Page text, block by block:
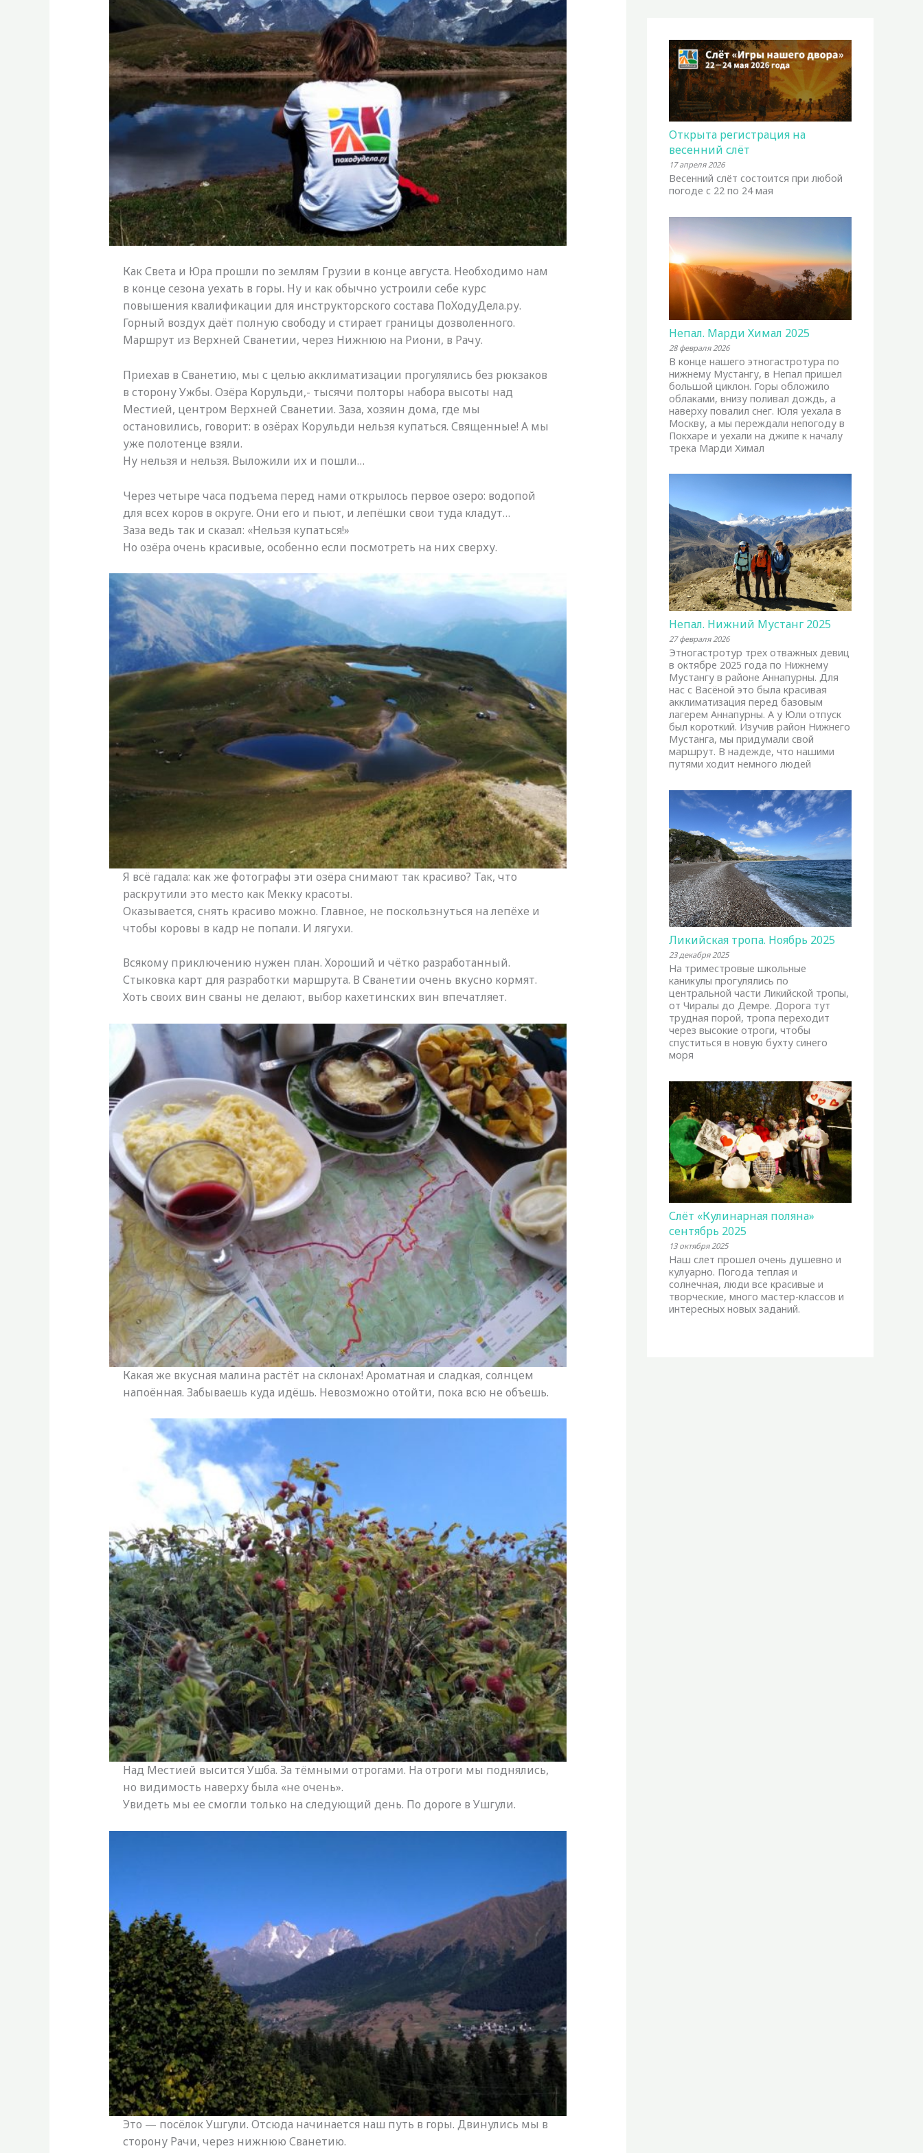
Как Света и Юра прошли по землям Грузии в конце августа. Необходимо нам
в конце сезона уехать в горы. Ну и как обычно устроили себе курс
повышения квалификации для инструкторского состава ПоХодуДела.ру.
Горный воздух даёт полную свободу и стирает границы дозволенного.
Маршрут из Верхней Сванетии, через Нижнюю на Риони, в Рачу.
Приехав в Сванетию, мы с целью акклиматизации прогулялись без рюкзаков
в сторону Ужбы. Озёра Корульди,- тысячи полторы набора высоты над
Местией, центром Верхней Сванетии. Заза, хозяин дома, где мы
остановились, говорит: в озёрах Корульди нельзя купаться. Священные! А мы
уже полотенце взяли.
Ну нельзя и нельзя. Выложили их и пошли…
Через четыре часа подъема перед нами открылось первое озеро: водопой
для всех коров в округе. Они его и пьют, и лепёшки свои туда кладут…
Заза ведь так и сказал: «Нельзя купаться!»
Но озёра очень красивые, особенно если посмотреть на них сверху.
Я всё гадала: как же фотографы эти озёра снимают так красиво? Так, что
раскрутили это место как Мекку красоты.
Оказывается, снять красиво можно. Главное, не поскользнуться на лепёхе и
чтобы коровы в кадр не попали. И лягухи.
Всякому приключению нужен план. Хороший и чётко разработанный.
Стыковка карт для разработки маршрута. В Сванетии очень вкусно кормят.
Хоть своих вин сваны не делают, выбор кахетинских вин впечатляет.
Какая же вкусная малина растёт на склонах! Ароматная и сладкая, солнцем
напоённая. Забываешь куда идёшь. Невозможно отойти, пока всю не объешь.
Над Местией высится Ушба. За тёмными отрогами. На отроги мы поднялись,
но видимость наверху была «не очень».
Увидеть мы ее смогли только на следующий день. По дороге в Ушгули.
Это — посёлок Ушгули. Отсюда начинается наш путь в горы. Двинулись мы в
сторону Рачи, через нижнюю Сванетию.
Открыта регистрация на
весенний слёт
17 апреля 2026
Весенний слёт состоится при любой
погоде с 22 по 24 мая
Непал. Марди Химал 2025
28 февраля 2026
В конце нашего этногастротура по
нижнему Мустангу, в Непал пришел
большой циклон. Горы обложило
облаками, внизу поливал дождь, а
наверху повалил снег. Юля уехала в
Москву, а мы переждали непогоду в
Покхаре и уехали на джипе к началу
трека Марди Химал
Непал. Нижний Мустанг 2025
27 февраля 2026
Этногастротур трех отважных девиц
в октябре 2025 года по Нижнему
Мустангу в районе Аннапурны. Для
нас с Васёной это была красивая
акклиматизация перед базовым
лагерем Аннапурны. А у Юли отпуск
был короткий. Изучив район Нижнего
Мустанга, мы придумали свой
маршрут. В надежде, что нашими
путями ходит немного людей
Ликийская тропа. Ноябрь 2025
23 декабря 2025
На триместровые школьные
каникулы прогулялись по
центральной части Ликийской тропы,
от Чиралы до Демре. Дорога тут
трудная порой, тропа переходит
через высокие отроги, чтобы
спуститься в новую бухту синего
моря
Слёт «Кулинарная поляна»
сентябрь 2025
13 октября 2025
Наш слет прошел очень душевно и
кулуарно. Погода теплая и
солнечная, люди все красивые и
творческие, много мастер-классов и
интересных новых заданий.